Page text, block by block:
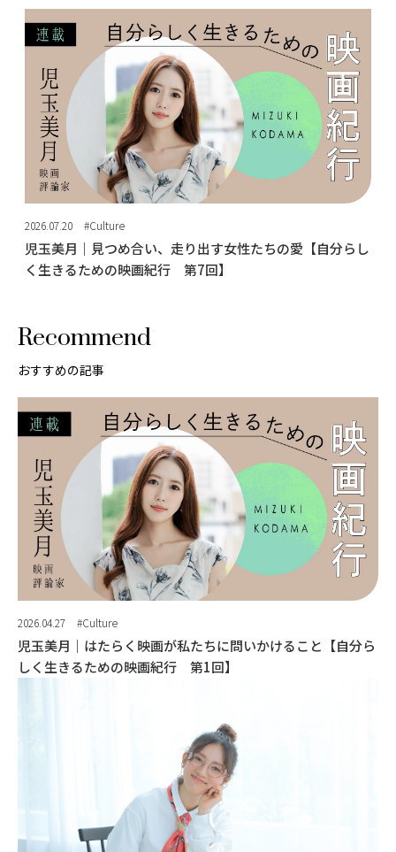
2026.07.20 #Culture
児玉美月｜見つめ合い、走り出す女性たちの愛【自分らし
く生きるための映画紀行 第7回】
Recommend
おすすめの記事
2026.04.27 #Culture
児玉美月｜はたらく映画が私たちに問いかけること【自分ら
しく生きるための映画紀行 第1回】